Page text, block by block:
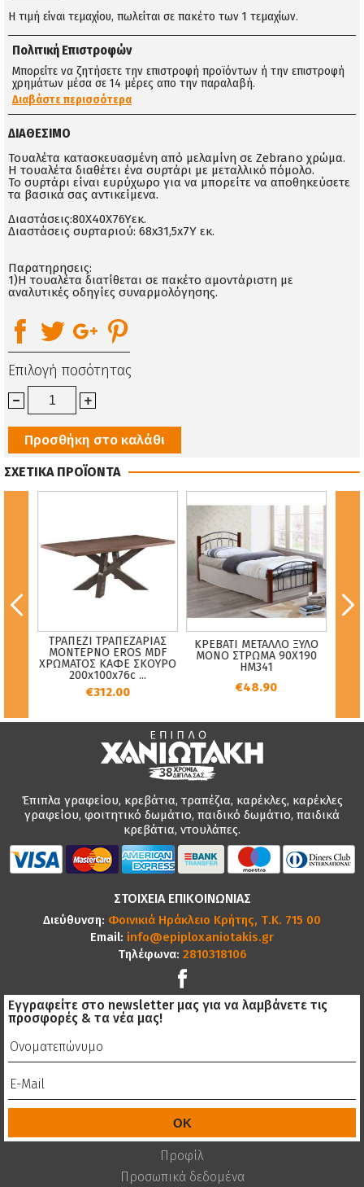
Η τιμή είναι τεμαχίου, πωλείται σε πακέτο των 1 τεμαχίων.
Πολιτική Επιστροφών
Μπορείτε να ζητήσετε την επιστροφή προϊόντων ή την επιστροφή
χρημάτων μέσα σε 14 μέρες απο την παραλαβή.
Διαβάστε περισσότερα
ΔΙΑΘΈΣΙΜΟ
Τουαλέτα κατασκευασμένη από μελαμίνη σε Zebrano χρώμα.
Η τουαλέτα διαθέτει ένα συρτάρι με μεταλλικό πόμολο.
Το συρτάρι είναι ευρύχωρο για να μπορείτε να αποθηκεύσετε
τα βασικά σας αντικείμενα.
Διαστάσεις:80X40X76Yεκ.
Διαστάσεις συρταριού: 68x31,5x7Y εκ.
Παρατηρησεις:
1)Η τουαλέτα διατίθεται σε πακέτο αμοντάριστη με
αναλυτικές οδηγίες συναρμολόγησης.
Επιλογή ποσότητας
Προσθήκη στο καλάθι
ΣΧΕΤΙΚΑ ΠΡΟΪΟΝΤΑ
ΤΡΑΠΕΖΙ ΤΡΑΠΕΖΑΡΙΑΣ
ΜΟΝΤΕΡΝΟ EROS MDF
ΧΡΩΜΑΤΟΣ ΚΑΦΕ ΣΚΟΥΡΟ
200x100x76c ...
€312.00
ΚΡΕΒΑΤΙ ΜΕΤΑΛΛΟ ΞΥΛΟ
ΜΟΝΟ ΣΤΡΩΜΑ 90Χ190
HM341
€48.90
Έπιπλα γραφείου, κρεβάτια, τραπέζια, καρέκλες, καρέκλες
γραφείου, φοιτητικό δωμάτιο, παιδικό δωμάτιο, παιδικά
κρεβάτια, ντουλάπες.
ΣΤΟΙΧΕΙΑ ΕΠΙΚΟΙΝΩΝΙΑΣ
Διεύθυνση: Φοινικιά Ηράκλειο Κρήτης, Τ.Κ. 715 00
Email: info@epiploxaniotakis.gr
Τηλέφωνα: 2810318106
Εγγραφείτε στο newsletter μας για να λαμβάνετε τις
προσφορές & τα νέα μας!
Προφίλ
Προσωπικά δεδομένα